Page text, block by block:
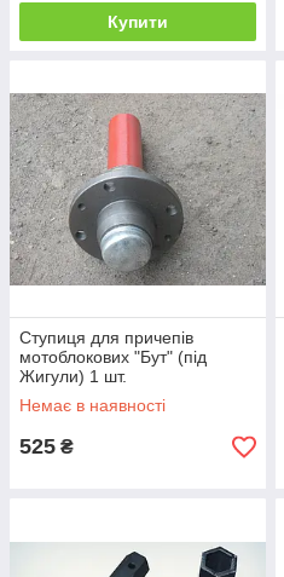
Купити
Ступиця для причепів
мотоблокових "Бут" (під
Жигули) 1 шт.
Немає в наявності
525 ₴